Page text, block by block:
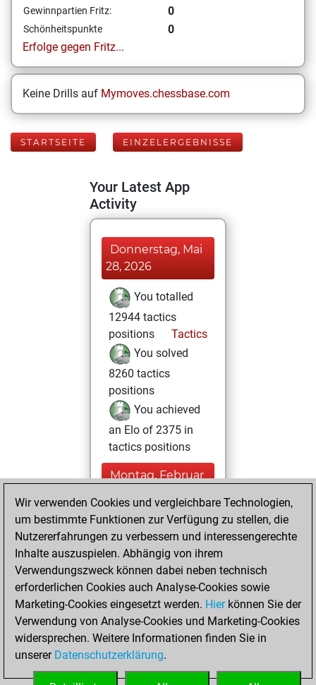
Gewinnpartien Fritz: 0
Schönheitspunkte
0
Erfolge gegen Fritz...
Keine Drills auf Mymoves.chessbase.com
STARTSEITE EINZELERGEBNISSE
Your Latest App
Activity
Donnerstag, Mai
28, 2026
You totalled
12944 tactics
positions
Tactics
You solved
8260 tactics
positions
You achieved
an Elo of 2375 in
tactics positions
Montag, Februar
You played 2
slow games
Play
You scored +1
=0 -1 in slow games
Freitag, April 9,
2021
You created
your Fritz account
Wir verwenden Cookies und vergleichbare Technologien,
um bestimmte Funktionen zur Verfügung zu stellen, die
Nutzererfahrungen zu verbessern und interessengerechte
Inhalte auszuspielen. Abhängig von ihrem
Verwendungszweck können dabei neben technisch
erforderlichen Cookies auch Analyse-Cookies sowie
Marketing-Cookies eingesetzt werden. Hierkönnen Sie der
Verwendung von Analyse-Cookies und Marketing-Cookies
widersprechen. Weitere Informationen finden Sie in
unserer Datenschutzerklärung.